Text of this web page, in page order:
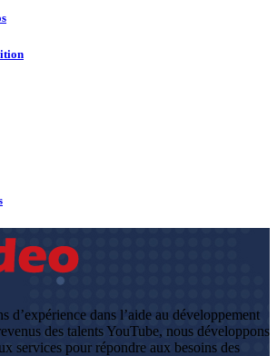
d’expérience dans l’aide au développement
des talents YouTube, nous développons
services pour répondre aux besoins des